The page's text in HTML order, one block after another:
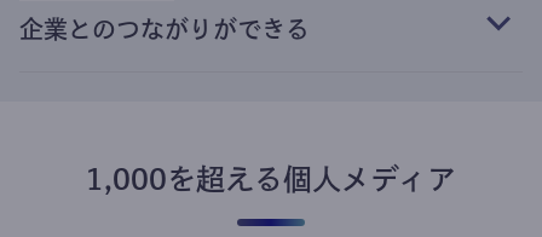
企業とのつながりができる
1,000を超える個人メディア